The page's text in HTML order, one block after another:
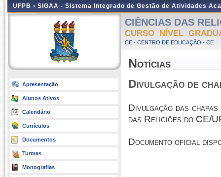
UFPB › SIGAA - Sistema Integrado de Gestão de Atividades
Apresentação
Alunos Ativos
Calendário
Currículos
Documentos
Turmas
Monografias
CIÊNCIAS DAS
CURSO NÍVEL
CE - CENTRO DE EDUCAÇÃO - CE
Notícias
Divulgação de
Divulgação das
das Religiões do CE/
Documento oficial